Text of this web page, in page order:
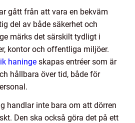
gått från att vara en bekväm
del av både säkerhet och
märks det särskilt tydligt i
kontor och offentliga miljöer.
haninge skapas entréer som är
hållbara över tid, både för
handlar inte bara om att dörren
Den ska också göra det på ett